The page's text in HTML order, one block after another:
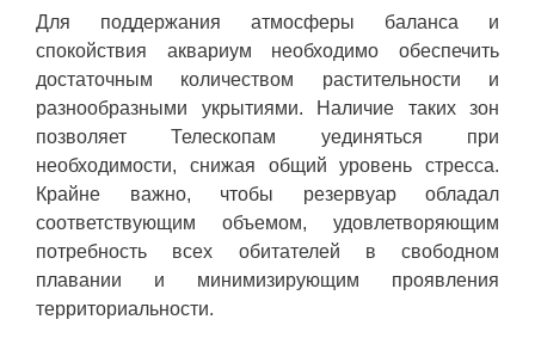
Для поддержания атмосферы баланса и
спокойствия аквариум необходимо обеспечить
достаточным количеством растительности и
разнообразными укрытиями. Наличие таких зон
позволяет Телескопам уединяться при
необходимости, снижая общий уровень стресса.
Крайне важно, чтобы резервуар обладал
соответствующим объемом, удовлетворяющим
потребность всех обитателей в свободном
плавании и минимизирующим проявления
территориальности.